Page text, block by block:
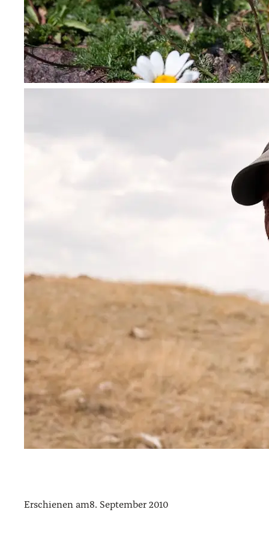
Erschienen am8. September 2010